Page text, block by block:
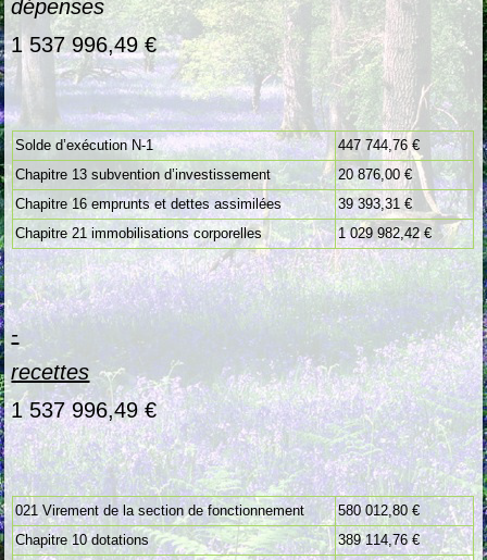
dépenses
1 537 996,49 €
Solde d’exécution N-1
447 744,76 €
Chapitre 13 subvention d’investissement
20 876,00 €
Chapitre 16 emprunts et dettes assimilées
39 393,31 €
Chapitre 21 immobilisations corporelles
1 029 982,42 €
-
recettes
1 537 996,49 €
021 Virement de la section de fonctionnement
580 012,80 €
Chapitre 10 dotations
389 114,76 €